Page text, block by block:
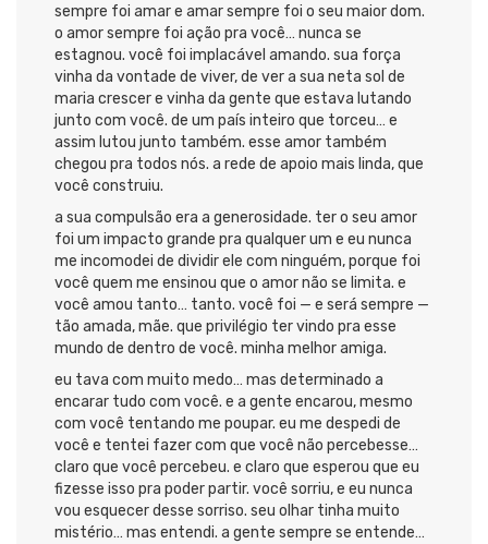
sempre foi amar e amar sempre foi o seu maior dom.
o amor sempre foi ação pra você… nunca se
estagnou. você foi implacável amando. sua força
vinha da vontade de viver, de ver a sua neta sol de
maria crescer e vinha da gente que estava lutando
junto com você. de um país inteiro que torceu… e
assim lutou junto também. esse amor também
chegou pra todos nós. a rede de apoio mais linda, que
você construiu.
a sua compulsão era a generosidade. ter o seu amor
foi um impacto grande pra qualquer um e eu nunca
me incomodei de dividir ele com ninguém, porque foi
você quem me ensinou que o amor não se limita. e
você amou tanto… tanto. você foi — e será sempre —
tão amada, mãe. que privilégio ter vindo pra esse
mundo de dentro de você. minha melhor amiga.
eu tava com muito medo… mas determinado a
encarar tudo com você. e a gente encarou, mesmo
com você tentando me poupar. eu me despedi de
você e tentei fazer com que você não percebesse…
claro que você percebeu. e claro que esperou que eu
fizesse isso pra poder partir. você sorriu, e eu nunca
vou esquecer desse sorriso. seu olhar tinha muito
mistério… mas entendi. a gente sempre se entende…